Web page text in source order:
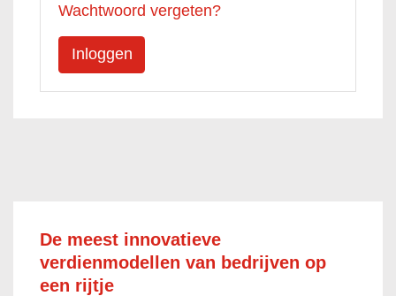
Wachtwoord vergeten?
De meest innovatieve
verdienmodellen van bedrijven op
een rijtje